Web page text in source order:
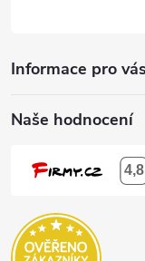
Informace pro vás
Naše hodnocení